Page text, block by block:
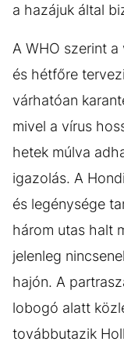
a hazájuk által
A WHO szerint
és hétfőre
várhatóan
mivel a vírus
hetek múlva
igazolás. A
és legénysége
három utas halt
jelenleg
hajón. A
lobogó alatt
továbbutazik